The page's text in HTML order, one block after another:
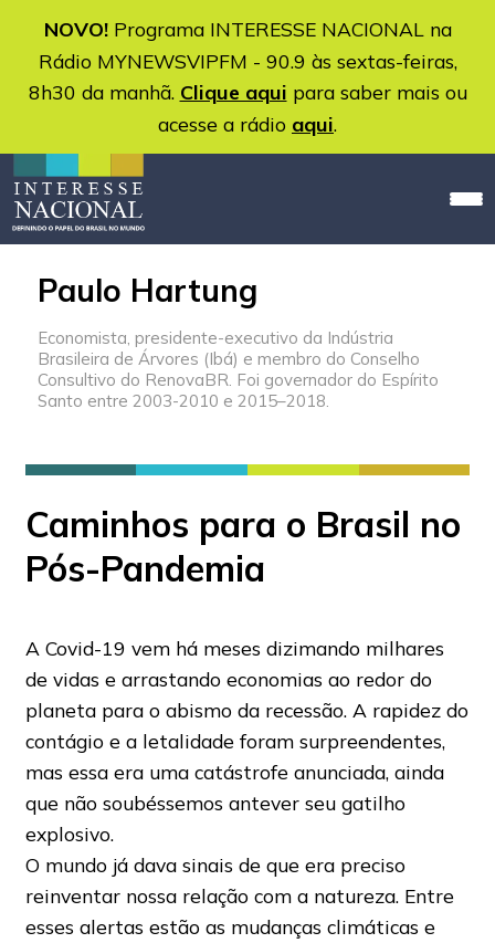
NOVO!Programa INTERESSE NACIONAL na
Rádio MYNEWSVIPFM - 90.9 às sextas-feiras,
8h30 da manhã. Clique aqui para saber mais ou
acesse a rádio aqui.
Paulo Hartung
Economista, presidente-executivo da Indústria
Brasileira de Árvores (Ibá) e membro do Conselho
Consultivo do RenovaBR. Foi governador do Espírito
Santo entre 2003-2010 e 2015–2018.
Caminhos para o Brasil no
Pós-Pandemia
A Covid-19 vem há meses dizimando milhares
de vidas e arrastando economias ao redor do
planeta para o abismo da recessão. A rapidez do
contágio e a letalidade foram surpreendentes,
mas essa era uma catástrofe anunciada, ainda
que não soubéssemos antever seu gatilho
explosivo.
O mundo já dava sinais de que era preciso
reinventar nossa relação com a natureza. Entre
esses alertas estão as mudanças climáticas e